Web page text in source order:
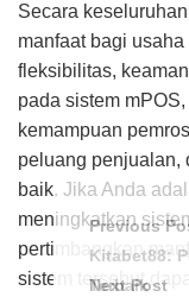
Secara
manfaat bagi
fleksibilitas,
pada sistem
kemampuan
peluang penjualan,
baik. Jika Anda
meningkatkan
pertimbangkan
sistem tersebut
Previous
Kitabet88:
Terbaik
Next Post